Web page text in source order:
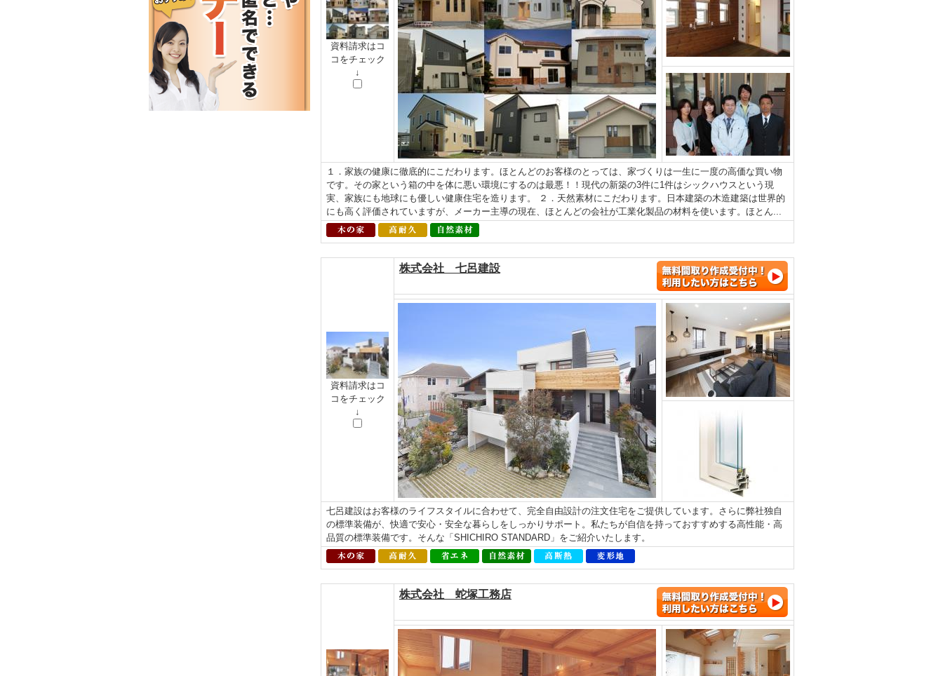
資料請求はコ
コをチェック
↓
１．家族の健康に徹底的にこだわります。ほとんどのお客様のとっては、家づくりは一生に一度の高価な買い物
です。その家という箱の中を体に悪い環境にするのは最悪！！現代の新築の3件に1件はシックハウスという現
実、家族にも地球にも優しい健康住宅を造ります。 ２．天然素材にこだわります。日本建築の木造建築は世界的
にも高く評価されていますが、メーカー主導の現在、ほとんどの会社が工業化製品の材料を使います。ほとん...
資料請求はコ
コをチェック
↓
株式会社 七呂建設
七呂建設はお客様のライフスタイルに合わせて、完全自由設計の注文住宅をご提供しています。さらに弊社独自
の標準装備が、快適で安心・安全な暮らしをしっかりサポート。私たちが自信を持っておすすめする高性能・高
品質の標準装備です。そんな「SHICHIRO STANDARD」をご紹介いたします。
株式会社 蛇塚工務店